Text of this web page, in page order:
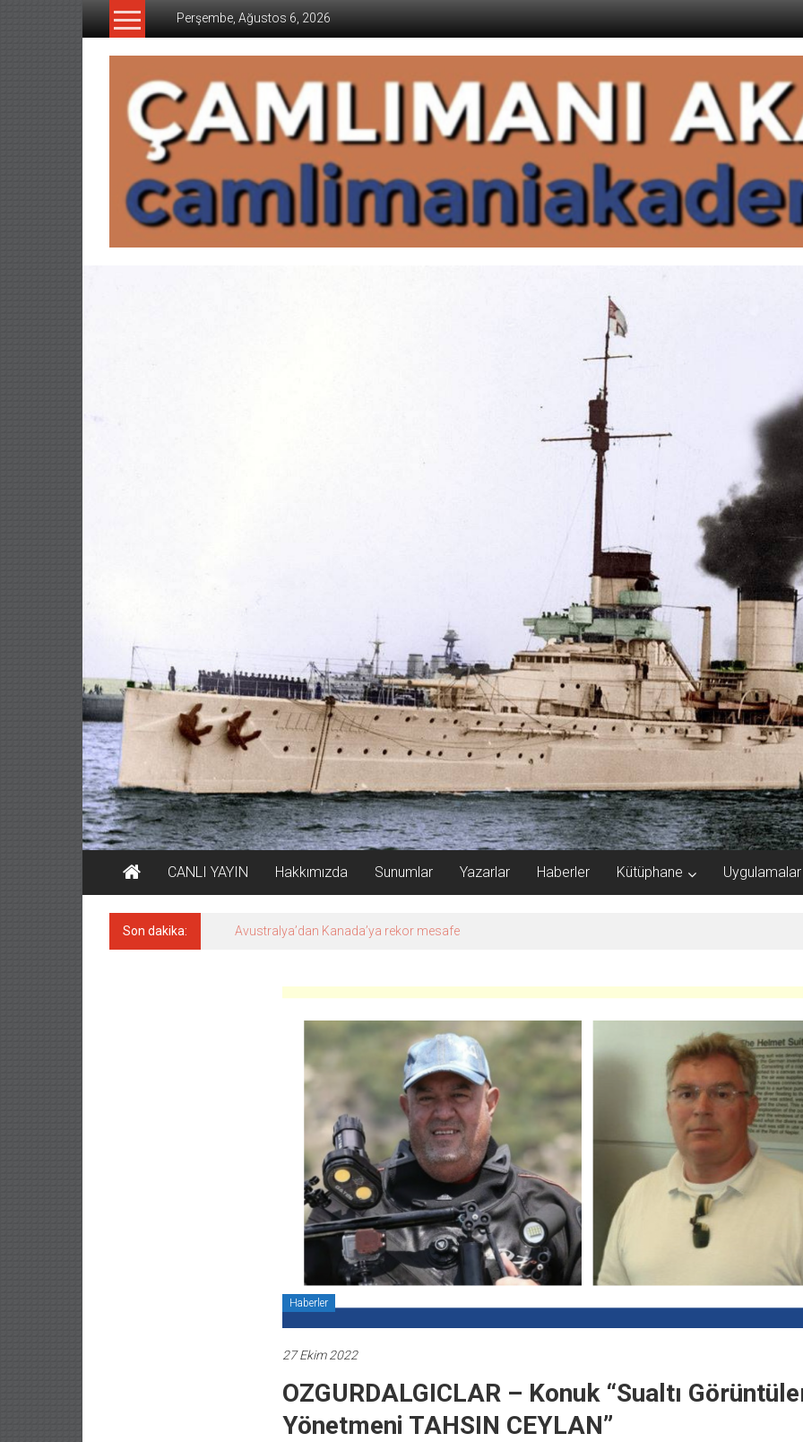
İçeriğe
Perşembe, Ağustos 6, 2026
CAMLIMANI
AKADEMI
CANLI YAYIN Hakkımızda Sunumlar Yazarlar Haberler Kütüphane Uygulamalar
Son dakika: Avustralya’dan Kanada’ya rekor mesafe
Haberler
27 Ekim 2022
OZGURDALGICLAR – Konuk “Sualtı
Yönetmeni TAHSIN CEYLAN”